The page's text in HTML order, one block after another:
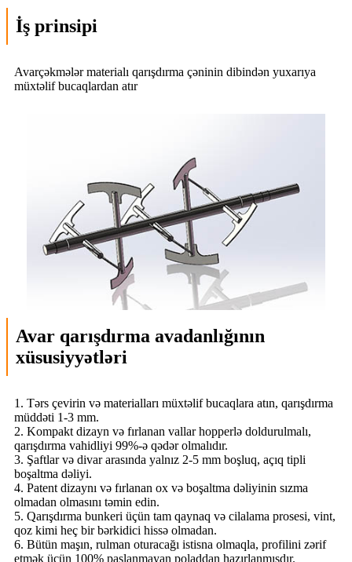
İş prinsipi
Avarçəkmələr materialı qarışdırma çəninin dibindən yuxarıya
müxtəlif bucaqlardan atır
Avar qarışdırma avadanlığının
xüsusiyyətləri
1. Tərs çevirin və materialları müxtəlif bucaqlara atın, qarışdırma
müddəti 1-3 mm.
2. Kompakt dizayn və fırlanan vallar hopperlə doldurulmalı,
qarışdırma vahidliyi 99%-ə qədər olmalıdır.
3. Şaftlar və divar arasında yalnız 2-5 mm boşluq, açıq tipli
boşaltma dəliyi.
4. Patent dizaynı və fırlanan ox və boşaltma dəliyinin sızma
olmadan olmasını təmin edin.
5. Qarışdırma bunkeri üçün tam qaynaq və cilalama prosesi, vint,
qoz kimi heç bir bərkidici hissə olmadan.
6. Bütün maşın, rulman oturacağı istisna olmaqla, profilini zərif
etmək üçün 100% paslanmayan poladdan hazırlanmışdır.